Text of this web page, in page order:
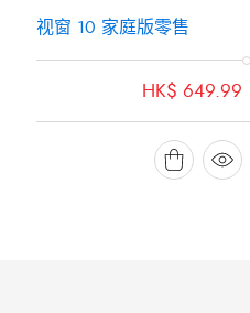
视窗 10 家庭版零售
HK$ 999.00。
HK$ 649.99